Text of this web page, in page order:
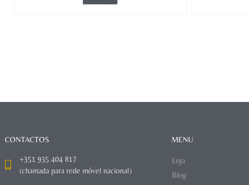
CONTACTOS
+351 935 404 817
(chamada para rede móvel nacional)
MENU
Loja
Blog